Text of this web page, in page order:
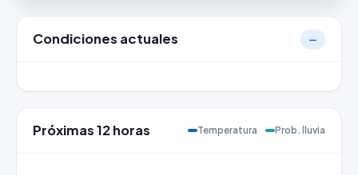
Condiciones actuales —
Próximas 12 horas Temperatura Prob. lluvia